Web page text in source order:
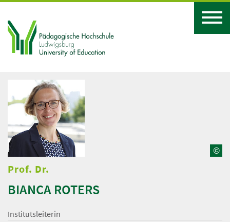
©
Prof. Dr.
BIANCA ROTERS
Institutsleiterin